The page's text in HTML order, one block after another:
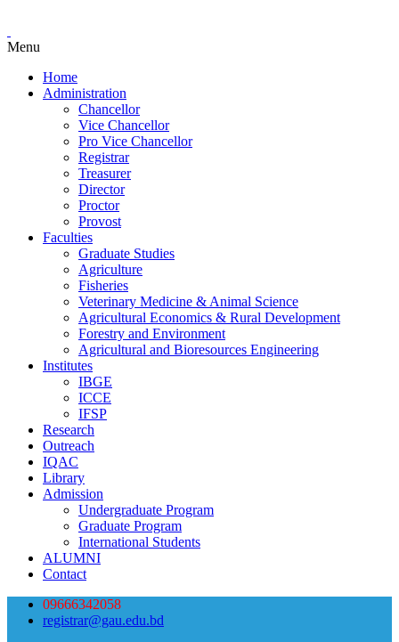
Menu
Home
Administration
Chancellor
Vice Chancellor
Pro Vice Chancellor
Registrar
Treasurer
Director
Proctor
Provost
Faculties
Graduate Studies
Agriculture
Fisheries
Veterinary Medicine & Animal Science
Agricultural Economics & Rural Development
Forestry and Environment
Agricultural and Bioresources Engineering
Institutes
IBGE
ICCE
IFSP
Research
Outreach
IQAC
Library
Admission
Undergraduate Program
Graduate Program
International Students
ALUMNI
Contact
09666342058
registrar@gau.edu.bd